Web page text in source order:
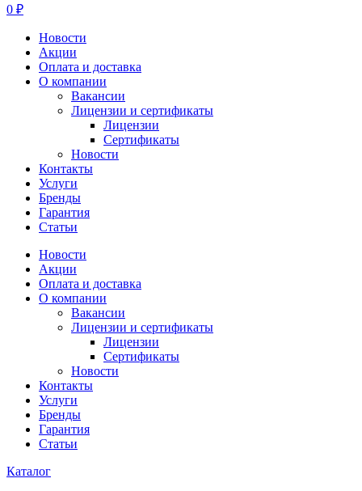
0 ₽
Новости
Акции
Оплата и доставка
О компании
Вакансии
Лицензии и сертификаты
Лицензии
Сертификаты
Новости
Контакты
Услуги
Бренды
Гарантия
Статьи
Новости
Акции
Оплата и доставка
О компании
Вакансии
Лицензии и сертификаты
Лицензии
Сертификаты
Новости
Контакты
Услуги
Бренды
Гарантия
Статьи
Каталог